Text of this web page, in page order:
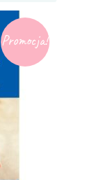
Promocja!